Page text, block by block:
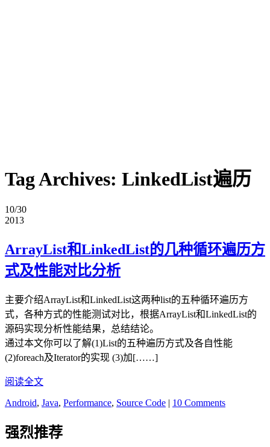
Tag Archives: LinkedList遍历
10/30
2013
ArrayList和LinkedList的几种循环遍历方
式及性能对比分析
主要介绍ArrayList和LinkedList这两种list的五种循环遍历方
式，各种方式的性能测试对比，根据ArrayList和LinkedList的
源码实现分析性能结果，总结结论。
通过本文你可以了解(1)List的五种遍历方式及各自性能
(2)foreach及Iterator的实现 (3)加[……]
阅读全文
Android, Java, Performance, Source Code | 10 Comments
强烈推荐